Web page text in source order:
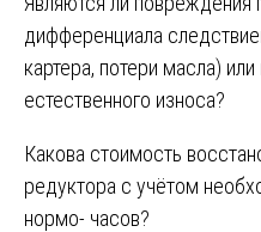
дифференциала
картера, потери масла)
естественного износа?
Какова стоимость
редуктора с учётом
нормо- часов?